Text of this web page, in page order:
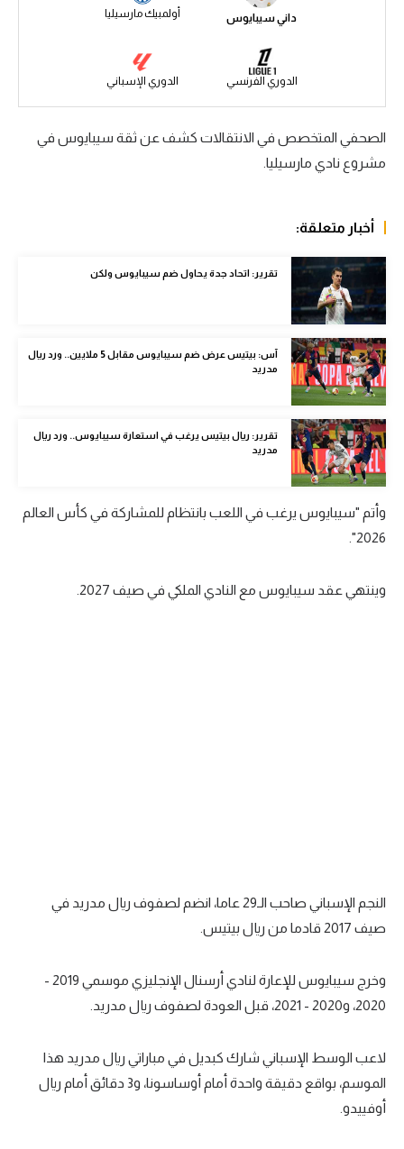
أمم إفريقيا
كرة السلة الأمريكية
كرة سلة
الوطن العربي
في المونديال
رياضة نسائية
آسيا
أمريكا
ركن الألعاب
أقسام خاصة
ميركاتو
داني سيبايوس أولمبيك مارسيليا
الدوري الفرنسي الدوري الإسباني
الصحفي المتخصص في الانتقالات كشف عن ثقة سيبايوس في
مشروع نادي مارسيليا.
أخبار متعلقة:
تقرير: اتحاد جدة يحاول ضم سيبايوس ولكن
آس: بيتيس عرض ضم سيبايوس مقابل 5 ملايين.. ورد ريال
مدريد
تقرير: ريال بيتيس يرغب في استعارة سيبايوس.. ورد ريال
مدريد
وأتم "سيبايوس يرغب في اللعب بانتظام للمشاركة في كأس العالم
2026".
وينتهي عقد سيبايوس مع النادي الملكي في صيف 2027.
النجم الإسباني صاحب الـ29 عاما، انضم لصفوف ريال مدريد في
صيف 2017 قادما من ريال بيتيس.
وخرج سيبايوس للإعارة لنادي أرسنال الإنجليزي موسمي 2019 -
2020، و2020 - 2021، قبل العودة لصفوف ريال مدريد.
لاعب الوسط الإسباني شارك كبديل في مباراتي ريال مدريد هذا
الموسم، بواقع دقيقة واحدة أمام أوساسونا، و3 دقائق أمام ريال
أوفييدو.